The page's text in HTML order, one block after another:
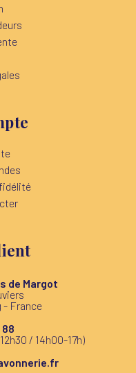
de Margot
- France
88
/ 14h00-17h)